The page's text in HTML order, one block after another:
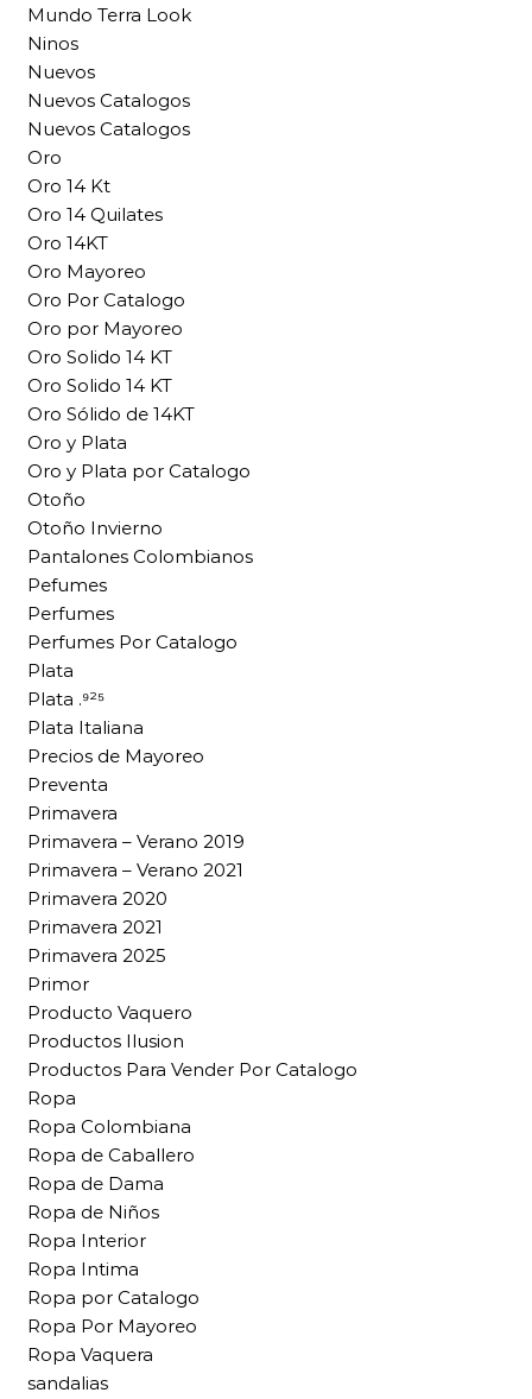
Mundo Terra Look
Ninos
Nuevos
Nuevos Catalogos
Nuevos Catalogos
Oro
Oro 14 Kt
Oro 14 Quilates
Oro 14KT
Oro Mayoreo
Oro Por Catalogo
Oro por Mayoreo
Oro Solido 14 KT
Oro Solido 14 KT
Oro Sólido de 14KT
Oro y Plata
Oro y Plata por Catalogo
Otoño
Otoño Invierno
Pantalones Colombianos
Pefumes
Perfumes
Perfumes Por Catalogo
Plata
Plata .⁹²⁵
Plata Italiana
Precios de Mayoreo
Preventa
Primavera
Primavera – Verano 2019
Primavera – Verano 2021
Primavera 2020
Primavera 2021
Primavera 2025
Primor
Producto Vaquero
Productos Ilusion
Productos Para Vender Por Catalogo
Ropa
Ropa Colombiana
Ropa de Caballero
Ropa de Dama
Ropa de Niños
Ropa Interior
Ropa Intima
Ropa por Catalogo
Ropa Por Mayoreo
Ropa Vaquera
sandalias